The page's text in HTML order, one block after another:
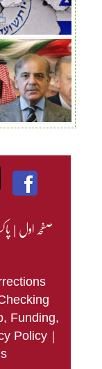
صفحہ اول|
Funding,
Policy |